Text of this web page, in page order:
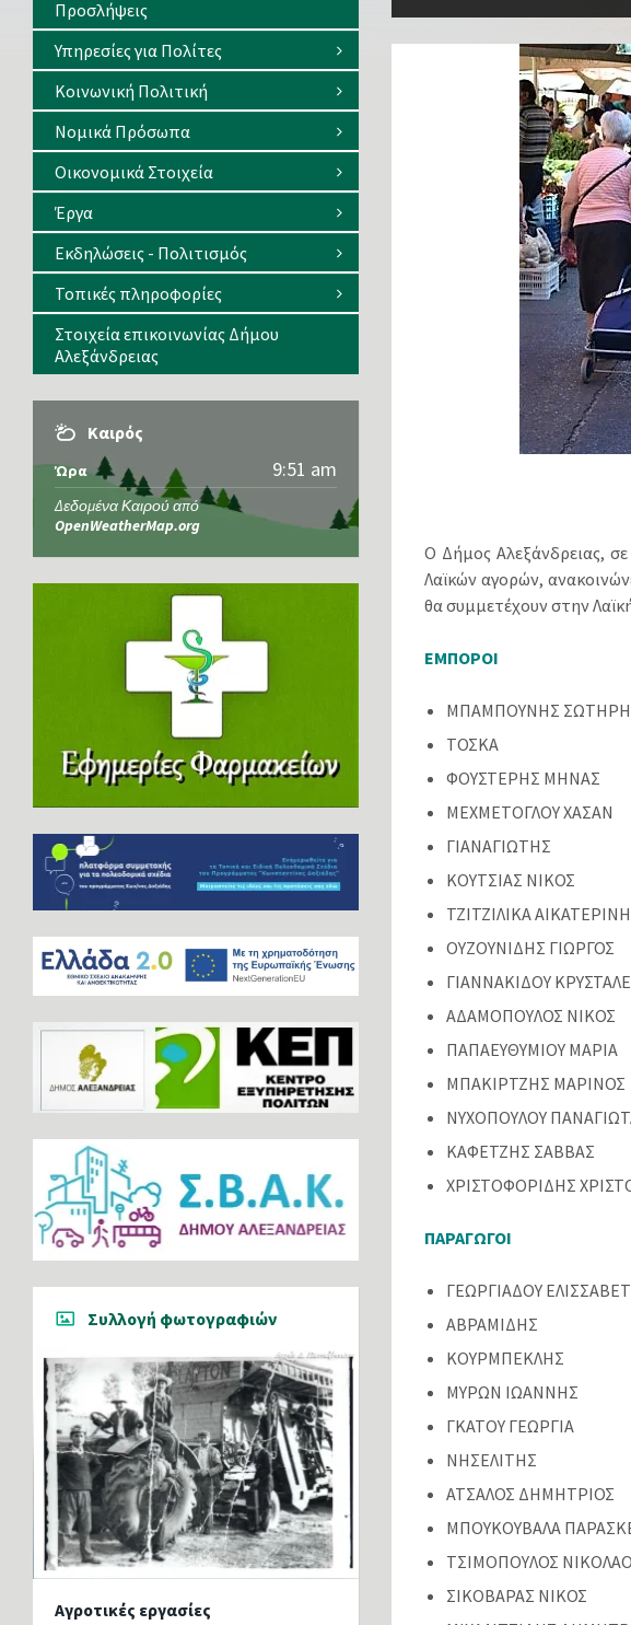
Ο Δήμος Αλεξάνδρειας,
Λαϊκών αγορών,
θα συμμετέχουν στην
ΕΜΠΟΡΟΙ
ΜΠΑΜΠΟΥΝΗΣ
ΤΟΣΚΑ
ΦΟΥΣΤΕΡΗΣ ΜΗΝΑΣ
ΜΕΧΜΕΤΟΓΛΟΥ ΧΑΣΑΝ
ΓΙΑΝΑΓΙΩΤΗΣ
ΚΟΥΤΣΙΑΣ ΝΙΚΟΣ
ΤΖΙΤΖΙΛΙΚΑ ΑΙΚΑΤΕΡΙΝΗ
ΟΥΖΟΥΝΙΔΗΣ ΓΙΩΡΓΟΣ
ΓΙΑΝΝΑΚΙΔΟΥ
ΑΔΑΜΟΠΟΥΛΟΣ ΝΙΚΟΣ
ΠΑΠΑΕΥΘΥΜΙΟΥ ΜΑΡΙΑ
ΜΠΑΚΙΡΤΖΗΣ ΜΑΡΙΝΟΣ
ΝΥΧΟΠΟΥΛΟΥ
ΚΑΦΕΤΖΗΣ ΣΑΒΒΑΣ
ΧΡΙΣΤΟΦΟΡΙΔΗΣ
ΠΑΡΑΓΩΓΟΙ
ΓΕΩΡΓΙΑΔΟΥ ΕΛΙΣΣΑΒΕΤ
ΑΒΡΑΜΙΔΗΣ
ΚΟΥΡΜΠΕΚΛΗΣ
ΜΥΡΩΝ ΙΩΑΝΝΗΣ
ΓΚΑΤΟΥ ΓΕΩΡΓΙΑ
ΝΗΣΕΛΙΤΗΣ
ΑΤΣΑΛΟΣ ΔΗΜΗΤΡΙΟΣ
ΜΠΟΥΚΟΥΒΑΛΑ
ΤΣΙΜΟΠΟΥΛΟΣ
ΣΙΚΟΒΑΡΑΣ ΝΙΚΟΣ
Προσλήψεις
Υπηρεσίες για Πολίτες
Κοινωνική Πολιτική
Νομικά Πρόσωπα
Οικονομικά Στοιχεία
Έργα
Εκδηλώσεις - Πολιτισμός
Τοπικές πληροφορίες
Στοιχεία επικοινωνίας Δήμου
Αλεξάνδρειας
Καιρός
Ώρα 9:51 am
Δεδομένα Καιρού από
OpenWeatherMap.org
Συλλογή φωτογραφιών
Αγροτικές εργασίες